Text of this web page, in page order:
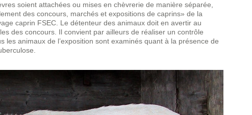
soient attachées ou mises en chèvrerie de manière séparée,
des concours, marchés et expositions de caprins» de la
caprin FSEC. Le détenteur des animaux doit en avertir au
des concours. Il convient par ailleurs de réaliser un contrôle
les animaux de l’exposition sont examinés quant à la présence de